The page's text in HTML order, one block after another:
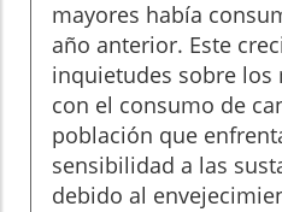
mayores había
año anterior. Este
inquietudes sobre los
con el consumo de
población que
sensibilidad a las
debido al